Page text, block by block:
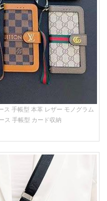
ス 手帳型 本革 レザー モノグラム
ス 手帳型 カード収納
s26/s25/s24ケース 手帳型 大